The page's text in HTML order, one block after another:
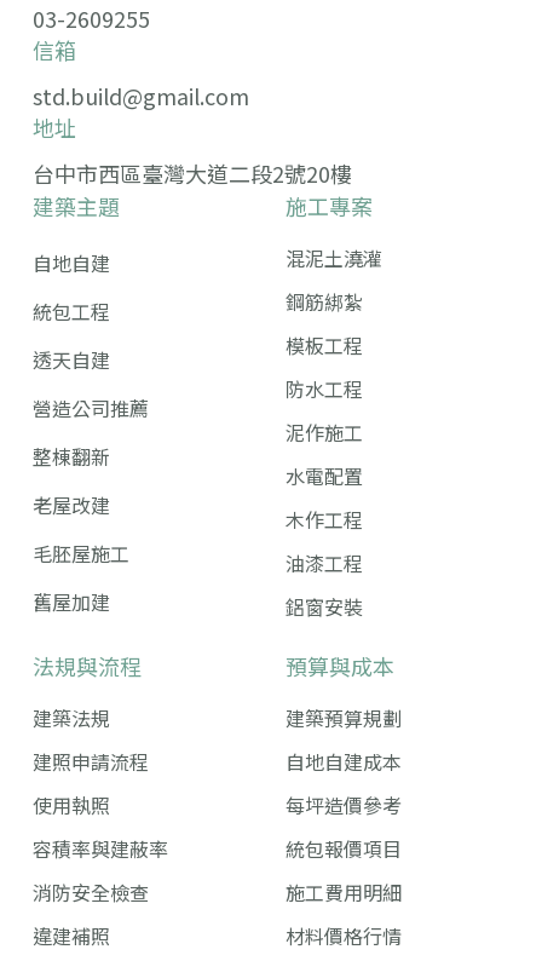
03-2609255
信箱
std.build@gmail.com
地址
台中市西區臺灣大道二段2號20樓
建築主題
自地自建
統包工程
透天自建
營造公司推薦
整棟翻新
老屋改建
毛胚屋施工
舊屋加建
施工專案
混泥土澆灌
鋼筋綁紮
模板工程
防水工程
泥作施工
水電配置
木作工程
油漆工程
鋁窗安裝
法規與流程
建築法規
建照申請流程
使用執照
容積率與建蔽率
消防安全檢查
違建補照
預算與成本
建築預算規劃
自地自建成本
每坪造價參考
統包報價項目
施工費用明細
材料價格行情